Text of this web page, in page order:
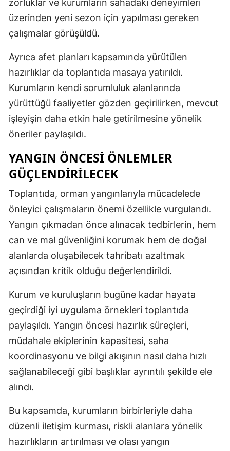
zorluklar ve kurumların sahadaki deneyimleri
üzerinden yeni sezon için yapılması gereken
çalışmalar görüşüldü.
Ayrıca afet planları kapsamında yürütülen
hazırlıklar da toplantıda masaya yatırıldı.
Kurumların kendi sorumluluk alanlarında
yürüttüğü faaliyetler gözden geçirilirken, mevcut
işleyişin daha etkin hale getirilmesine yönelik
öneriler paylaşıldı.
YANGIN ÖNCESI ÖNLEMLER
GÜÇLENDIRILECEK
Toplantıda, orman yangınlarıyla mücadelede
önleyici çalışmaların önemi özellikle vurgulandı.
Yangın çıkmadan önce alınacak tedbirlerin, hem
can ve mal güvenliğini korumak hem de doğal
alanlarda oluşabilecek tahribatı azaltmak
açısından kritik olduğu değerlendirildi.
Kurum ve kuruluşların bugüne kadar hayata
geçirdiği iyi uygulama örnekleri toplantıda
paylaşıldı. Yangın öncesi hazırlık süreçleri,
müdahale ekiplerinin kapasitesi, saha
koordinasyonu ve bilgi akışının nasıl daha hızlı
sağlanabileceği gibi başlıklar ayrıntılı şekilde ele
alındı.
Bu kapsamda, kurumların birbirleriyle daha
düzenli iletişim kurması, riskli alanlara yönelik
hazırlıkların artırılması ve olası yangın